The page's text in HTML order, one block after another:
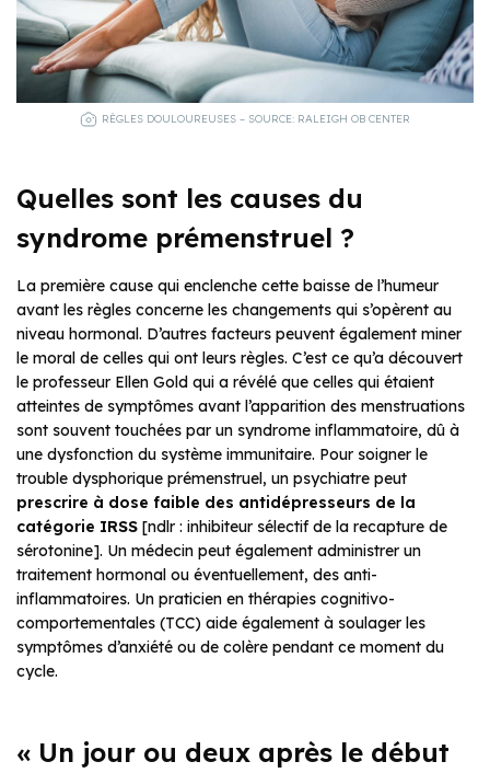
RÈGLES DOULOUREUSES – SOURCE: RALEIGH OB CENTER
Quelles sont les causes du
syndrome prémenstruel ?
La première cause qui enclenche cette baisse de l’humeur
avant les règles concerne les changements qui s’opèrent au
niveau hormonal. D’autres facteurs peuvent également miner
le moral de celles qui ont leurs règles. C’est ce qu’a découvert
le professeur Ellen Gold qui a révélé que celles qui étaient
atteintes de symptômes avant l’apparition des menstruations
sont souvent touchées par un syndrome inflammatoire, dû à
une dysfonction du système immunitaire. Pour soigner le
trouble dysphorique prémenstruel, un psychiatre peut
prescrire à dose faible des antidépresseurs de la
catégorie IRSS [ndlr : inhibiteur sélectif de la recapture de
sérotonine]. Un médecin peut également administrer un
traitement hormonal ou éventuellement, des anti-
inflammatoires. Un praticien en thérapies cognitivo-
comportementales (TCC) aide également à soulager les
symptômes d’anxiété ou de colère pendant ce moment du
cycle.
« Un jour ou deux après le début